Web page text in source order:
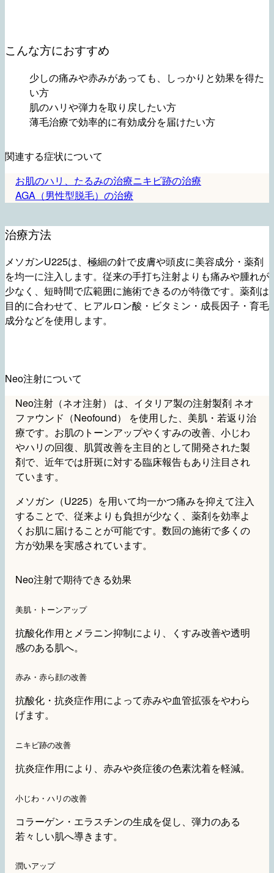
こんな方におすすめ
少しの痛みや赤みがあっても、しっかりと効果を得た
い方
肌のハリや弾力を取り戻したい方
薄毛治療で効率的に有効成分を届けたい方
関連する症状について
お肌のハリ、たるみの治療ニキビ跡の治療
AGA（男性型脱毛）の治療
治療方法
メソガンU225は、極細の針で皮膚や頭皮に美容成分・薬剤
を均一に注入します。従来の手打ち注射よりも痛みや腫れが
少なく、短時間で広範囲に施術できるのが特徴です。薬剤は
目的に合わせて、ヒアルロン酸・ビタミン・成長因子・育毛
成分などを使用します。
Neo注射について
Neo注射（ネオ注射） は、イタリア製の注射製剤 ネオ
ファウンド（Neofound） を使用した、美肌・若返り治
療です。お肌のトーンアップやくすみの改善、小じわ
やハリの回復、肌質改善を主目的として開発された製
剤で、近年では肝斑に対する臨床報告もあり注目され
ています。
メソガン（U225）を用いて均一かつ痛みを抑えて注入
することで、従来よりも負担が少なく、薬剤を効率よ
くお肌に届けることが可能です。数回の施術で多くの
方が効果を実感されています。
Neo注射で期待できる効果
美肌・トーンアップ
抗酸化作用とメラニン抑制により、くすみ改善や透明
感のある肌へ。
赤み・赤ら顔の改善
抗酸化・抗炎症作用によって赤みや血管拡張をやわら
げます。
ニキビ跡の改善
抗炎症作用により、赤みや炎症後の色素沈着を軽減。
小じわ・ハリの改善
コラーゲン・エラスチンの生成を促し、弾力のある
若々しい肌へ導きます。
潤いアップ